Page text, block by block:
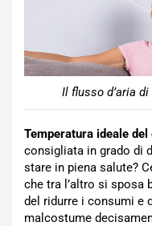
Il flusso d’aria
Temperatura ideale
consigliata in grado di
stare in piena salute?
che tra l’altro si sposa
del ridurre i consumi e
malcostume